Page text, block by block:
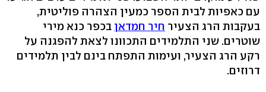
עם כאפיות לבית הספר כמעין הצהרה פוליטית,
בעקבות הרג הצעיר חיר חמדאן בכפר כנא מירי
שוטרים. שני התלמידים התכוונו לצאת להפגנה על
רקע הרג הצעיר, ועימות התפתח בינם לבין תלמידים
דרוזים.